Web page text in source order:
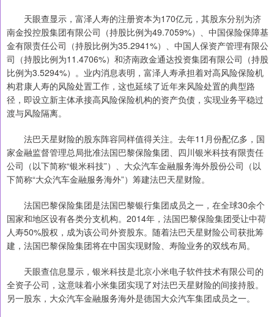
天眼查显示，富泽人寿的注册资本为170亿元，其股东分别为济
南金投控股集团有限公司（持股比例为49.7059%）、中国保险保障基
金有限责任公司（持股比例为35.2941%）、中国人保资产管理有限公
司（持股比例为11.4706%）和济南政金通达投资集团有限公司（持股
比例为3.5294%）。业内消息表明，富泽人寿承担着对高风险保险机
构君康人寿的风险处置工作，这也延续了近年来风险处置的典型路
径，即设立新主体承接高风险保险机构的资产负债，实现业务平稳过
渡与风险隔离。
法巴天星财险的股东阵容同样值得关注。去年11月份配亿多，国
家金融监督管理总局批准法国巴黎保险集团、四川银米科技有限责任
公司（以下简称“银米科技”）、大众汽车金融服务海外股份公司（以
下简称“大众汽车金融服务海外”）筹建法巴天星财险。
法国巴黎保险集团是法国巴黎银行集团成员之一，在全球30余个
国家和地区设有各类分支机构。2014年，法国巴黎保险集团受让中荷
人寿50%股权，成为该公司外资股东。随着法巴天星财险公司获批筹
建，法国巴黎保险集团将在中国实现财险、寿险业务的双线布局。
天眼查信息显示，银米科技是北京小米电子软件技术有限公司的
全资子公司，这意味着小米集团实现了对法巴天星财险的间接持股。
另一股东，大众汽车金融服务海外是德国大众汽车集团成员之一。